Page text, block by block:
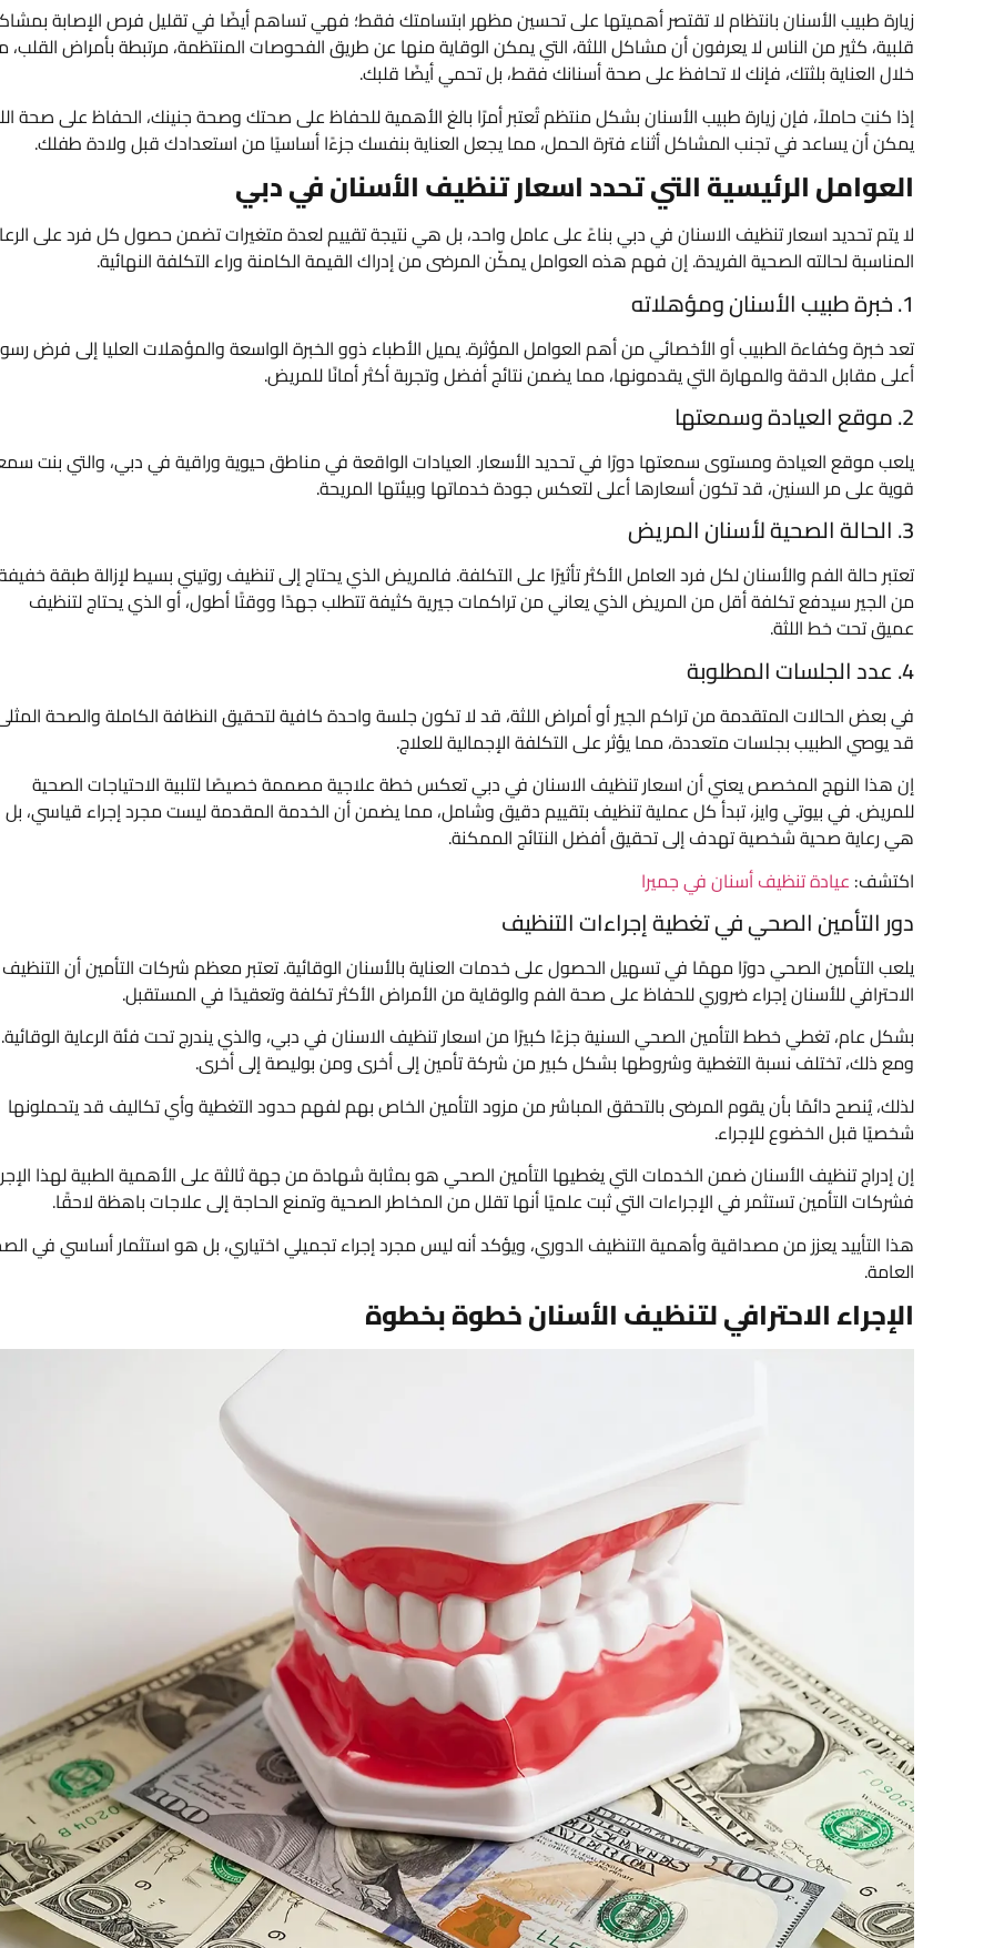
زيارة طبيب الأسنان بانتظام لا تقتصر أهميتها على تحسين مظهر ابتسامتك فقط؛ فهي تساهم أيضًا في تقليل فرص الإصابة
قلبية، كثير من الناس لا يعرفون أن مشاكل اللثة، التي يمكن الوقاية منها عن طريق الفحوصات المنتظمة، مرتبطة بأمراض القلب،
خلال العناية بلثتك، فإنك لا تحافظ على صحة أسنانك فقط، بل تحمي أيضًا قلبك.
إذا كنتِ حاملاً، فإن زيارة طبيب الأسنان بشكل منتظم تُعتبر أمرًا بالغ الأهمية للحفاظ على صحتك وصحة جنينك، الحفاظ على صحة
يمكن أن يساعد في تجنب المشاكل أثناء فترة الحمل، مما يجعل العناية بنفسك جزءًا أساسيًا من استعدادك قبل ولادة طفلك.
العوامل الرئيسية التي تحدد اسعار تنظيف الأسنان في دبي
لا يتم تحديد اسعار تنظيف الاسنان في دبي بناءً على عامل واحد، بل هي نتيجة تقييم لعدة متغيرات تضمن حصول كل فرد على
المناسبة لحالته الصحية الفريدة. إن فهم هذه العوامل يمكّن المرضى من إدراك القيمة الكامنة وراء التكلفة النهائية.
1. خبرة طبيب الأسنان ومؤهلاته
تعد خبرة وكفاءة الطبيب أو الأخصائي من أهم العوامل المؤثرة. يميل الأطباء ذوو الخبرة الواسعة والمؤهلات العليا إلى فرض
أعلى مقابل الدقة والمهارة التي يقدمونها، مما يضمن نتائج أفضل وتجربة أكثر أمانًا للمريض.
2. موقع العيادة وسمعتها
يلعب موقع العيادة ومستوى سمعتها دورًا في تحديد الأسعار. العيادات الواقعة في مناطق حيوية وراقية في دبي، والتي بنت
قوية على مر السنين، قد تكون أسعارها أعلى لتعكس جودة خدماتها وبيئتها المريحة.
3. الحالة الصحية لأسنان المريض
تعتبر حالة الفم والأسنان لكل فرد العامل الأكثر تأثيرًا على التكلفة. فالمريض الذي يحتاج إلى تنظيف روتيني بسيط لإزالة طبقة
من الجير سيدفع تكلفة أقل من المريض الذي يعاني من تراكمات جيرية كثيفة تتطلب جهدًا ووقتًا أطول، أو الذي يحتاج لتنظيف
عميق تحت خط اللثة.
4. عدد الجلسات المطلوبة
في بعض الحالات المتقدمة من تراكم الجير أو أمراض اللثة، قد لا تكون جلسة واحدة كافية لتحقيق النظافة الكاملة والصحة
قد يوصي الطبيب بجلسات متعددة، مما يؤثر على التكلفة الإجمالية للعلاج.
إن هذا النهج المخصص يعني أن اسعار تنظيف الاسنان في دبي تعكس خطة علاجية مصممة خصيصًا لتلبية الاحتياجات الصحية
للمريض. في بيوتي وايز، تبدأ كل عملية تنظيف بتقييم دقيق وشامل، مما يضمن أن الخدمة المقدمة ليست مجرد إجراء قياسي، بل
هي رعاية صحية شخصية تهدف إلى تحقيق أفضل النتائج الممكنة.
اكتشف: عيادة تنظيف أسنان في جميرا
دور التأمين الصحي في تغطية إجراءات التنظيف
يلعب التأمين الصحي دورًا مهمًا في تسهيل الحصول على خدمات العناية بالأسنان الوقائية. تعتبر معظم شركات التأمين أن التنظيف
الاحترافي للأسنان إجراء ضروري للحفاظ على صحة الفم والوقاية من الأمراض الأكثر تكلفة وتعقيدًا في المستقبل.
بشكل عام، تغطي خطط التأمين الصحي السنية جزءًا كبيرًا من اسعار تنظيف الاسنان في دبي، والذي يندرج تحت فئة الرعاية الوقائية.
ومع ذلك، تختلف نسبة التغطية وشروطها بشكل كبير من شركة تأمين إلى أخرى ومن بوليصة إلى أخرى.
لذلك، يُنصح دائمًا بأن يقوم المرضى بالتحقق المباشر من مزود التأمين الخاص بهم لفهم حدود التغطية وأي تكاليف قد يتحملونها
شخصيًا قبل الخضوع للإجراء.
إن إدراج تنظيف الأسنان ضمن الخدمات التي يغطيها التأمين الصحي هو بمثابة شهادة من جهة ثالثة على الأهمية الطبية لهذا
فشركات التأمين تستثمر في الإجراءات التي ثبت علميًا أنها تقلل من المخاطر الصحية وتمنع الحاجة إلى علاجات باهظة لاحقًا.
هذا التأييد يعزز من مصداقية وأهمية التنظيف الدوري، ويؤكد أنه ليس مجرد إجراء تجميلي اختياري، بل هو استثمار أساسي في
العامة.
الإجراء الاحترافي لتنظيف الأسنان خطوة بخطوة